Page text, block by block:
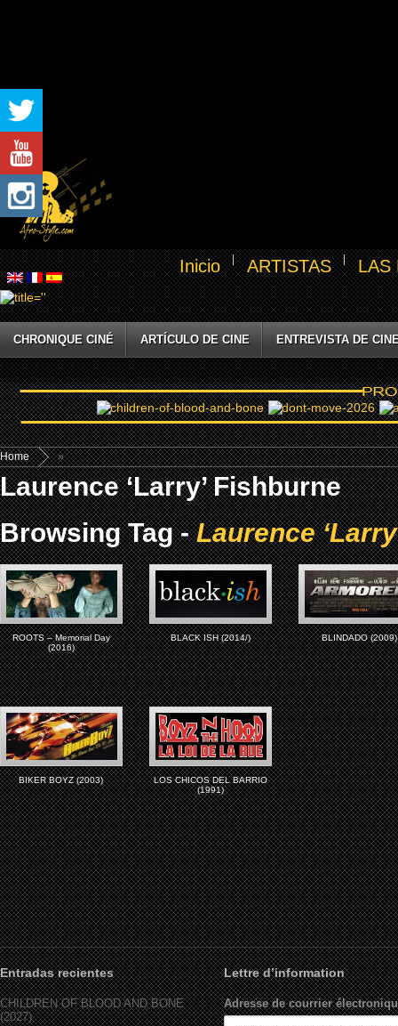
Inicio ARTISTAS LAS
CHRONIQUE CINÉ ARTÍCULO DE CINE ENTREVISTA DE
Home »
Laurence ‘Larry’ Fishburne
Browsing Tag -Laurence
ROOTS – Memorial Day
(2016)
BLACK ISH (2014/) BLINDADO (2009)
BIKER BOYZ (2003)
LOS CHICOS DEL BARRIO
(1991)
Entradas recientes
CHILDREN OF BLOOD AND BONE
(2027)
Lettre d’information
Adresse de courrier